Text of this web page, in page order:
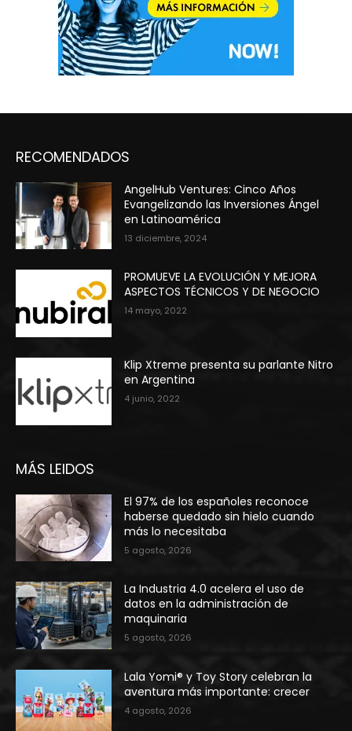
RECOMENDADOS
AngelHub Ventures: Cinco Años
Evangelizando las Inversiones Ángel
en Latinoamérica
13 diciembre, 2024
PROMUEVE LA EVOLUCIÓN Y MEJORA
ASPECTOS TÉCNICOS Y DE NEGOCIO
14 mayo, 2022
Klip Xtreme presenta su parlante Nitro
en Argentina
4 junio, 2022
MÁS LEIDOS
El 97% de los españoles reconoce
haberse quedado sin hielo cuando
más lo necesitaba
5 agosto, 2026
La Industria 4.0 acelera el uso de
datos en la administración de
maquinaria
5 agosto, 2026
Lala Yomi® y Toy Story celebran la
aventura más importante: crecer
4 agosto, 2026